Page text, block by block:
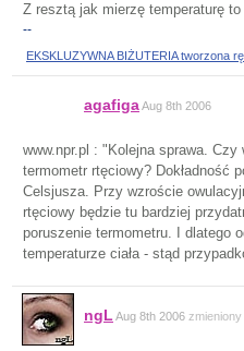
Z resztą jak mierzę temperaturę
--
EKSKLUZYWNA BIŻUTERIA tworzona
agafigaAug 8th 2006
www.npr.pl : "Kolejna sprawa.
termometr rtęciowy? Dokładność
Celsjusza. Przy wzroście
rtęciowy będzie tu bardziej
poruszenie termometru. I dlatego
temperaturze ciała - stąd
ngL Aug 8th 2006 zmieniony